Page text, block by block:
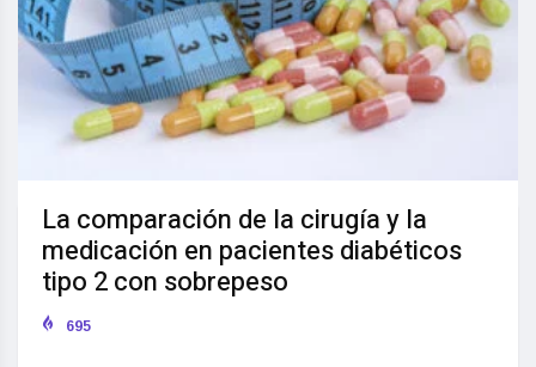
La comparación de la cirugía y la
medicación en pacientes diabéticos
tipo 2 con sobrepeso
695